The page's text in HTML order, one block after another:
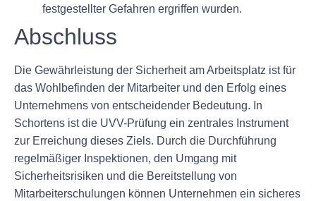
festgestellter Gefahren ergriffen wurden.
Abschluss
Die Gewährleistung der Sicherheit am Arbeitsplatz ist für
das Wohlbefinden der Mitarbeiter und den Erfolg eines
Unternehmens von entscheidender Bedeutung. In
Schortens ist die UVV-Prüfung ein zentrales Instrument
zur Erreichung dieses Ziels. Durch die Durchführung
regelmäßiger Inspektionen, den Umgang mit
Sicherheitsrisiken und die Bereitstellung von
Mitarbeiterschulungen können Unternehmen ein sicheres